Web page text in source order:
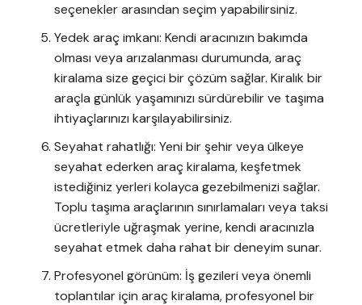
seçenekler arasından seçim yapabilirsiniz.
Yedek araç imkanı: Kendi aracınızın bakımda
olması veya arızalanması durumunda, araç
kiralama size geçici bir çözüm sağlar. Kiralık bir
araçla günlük yaşamınızı sürdürebilir ve taşıma
ihtiyaçlarınızı karşılayabilirsiniz.
Seyahat rahatlığı: Yeni bir şehir veya ülkeye
seyahat ederken araç kiralama, keşfetmek
istediğiniz yerleri kolayca gezebilmenizi sağlar.
Toplu taşıma araçlarının sınırlamaları veya taksi
ücretleriyle uğraşmak yerine, kendi aracınızla
seyahat etmek daha rahat bir deneyim sunar.
Profesyonel görünüm: İş gezileri veya önemli
toplantılar için araç kiralama, profesyonel bir